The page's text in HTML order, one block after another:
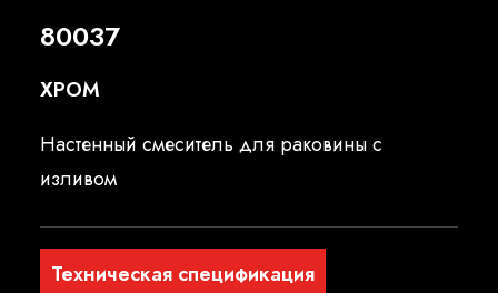
80037
ХРОМ
Настенный смеситель для раковины с
изливом
Техническая спецификация